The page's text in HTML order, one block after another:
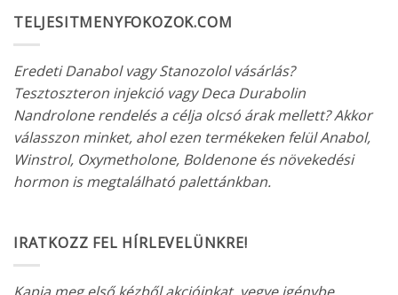
TELJESITMENYFOKOZOK.COM
Eredeti Danabol vagy Stanozolol vásárlás?
Tesztoszteron injekció vagy Deca Durabolin
Nandrolone rendelés a célja olcsó árak mellett? Akkor
válasszon minket, ahol ezen termékeken felül Anabol,
Winstrol, Oxymetholone, Boldenone és növekedési
hormon is megtalálható palettánkban.
IRATKOZZ FEL HÍRLEVELÜNKRE!